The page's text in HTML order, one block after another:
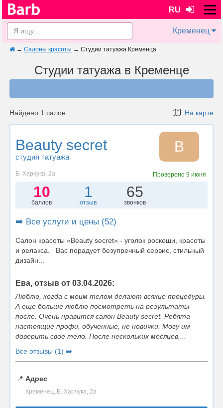
RU
Кременец
→ Салоны красоты → Студии татуажа Кременца
Студии татуажа в Кременце
Найдено 1 салон На карте
Beauty secret
студия татуажа
B
Б. Харчука, 2а Проверено 9 июня
10
баллов
1
отзыв
65
звонков
➡️ Все услуги и цены (52)
Салон красоты «Beauty secret» - уголок роскоши, красоты
и релакса. Вас порадует безупречный сервис, стильный
дизайн...
Ева, отзыв от 03.04.2026:
Люблю, когда с моим телом делают всякие процедуры.
А еще больше люблю посмотреть на результаты
после. Очень нравится салон Beauty secret. Ребята
настоящие профи, обученные, не новички. Могу им
доверить свое тело. После нескольких месяцев,...
Все отзывы (1) ➡️
📍 Адрес
Кременец, Б. Харчука, 2а